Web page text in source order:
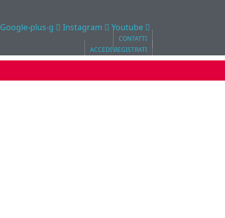
Google-plus-g Instagram Youtube
CONTATTI
ACCEDI\REGISTRATI